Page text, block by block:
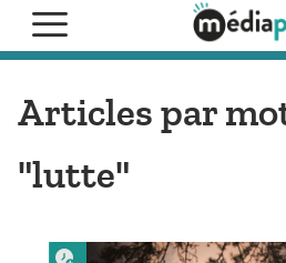
Articles par
"lutte"
Lire plus tard